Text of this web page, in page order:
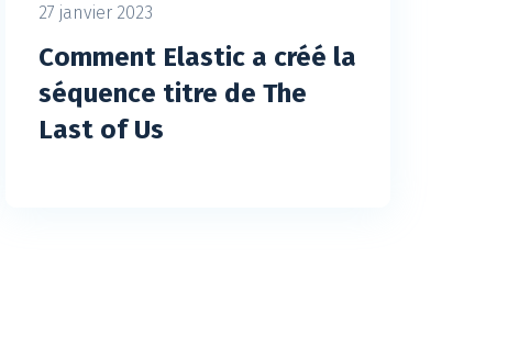
27 janvier 2023
Comment Elastic a créé la
séquence titre de The
Last of Us